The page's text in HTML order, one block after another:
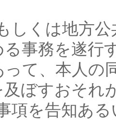
しくは地方
る事務を遂行
って、本人の
及ぼすおそれ
項を告知あ